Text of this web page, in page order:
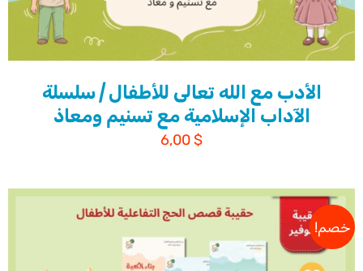
الأدب مع الله تعالى للأطفال | سلسلة
الآداب الإسلامية مع تسنيم ومعاذ
6,00$
خصم!